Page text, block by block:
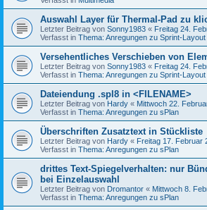
Auswahl Layer für Thermal-Pad zu
Letzter Beitrag von Sonny1983 « Freitag 24.
Verfasst in Thema: Anregungen zu Sprint-Layout
Versehentliches Verschieben von
Letzter Beitrag von Sonny1983 « Freitag 24.
Verfasst in Thema: Anregungen zu Sprint-Layout
Dateiendung .spl8 in <FILENAME>
Letzter Beitrag von Hardy « Mittwoch 22.
Verfasst in Thema: Anregungen zu sPlan
Überschriften Zusatztext in Stückliste
Letzter Beitrag von Hardy « Freitag 17. Februar
Verfasst in Thema: Anregungen zu sPlan
drittes Text-Spiegelverhalten: nur
bei Einzelauswahl
Letzter Beitrag von Dromantor « Mittwoch 8.
Verfasst in Thema: Anregungen zu sPlan